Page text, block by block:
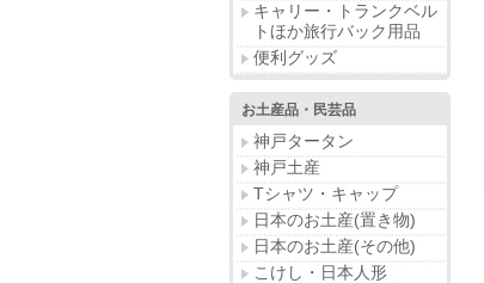
キャリー・トランクベル
トほか旅行バック用品
便利グッズ
お土産品・民芸品
神戸タータン
神戸土産
Tシャツ・キャップ
日本のお土産(置き物)
日本のお土産(その他)
こけし・日本人形